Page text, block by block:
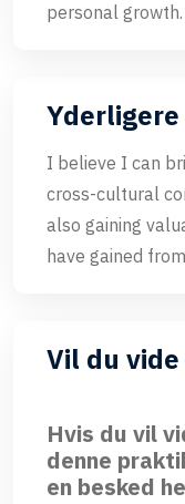
personal growth.
I believe I can
cross-cultural
also gaining
have gained
Vil du
Hvis du vil
denne
en besked